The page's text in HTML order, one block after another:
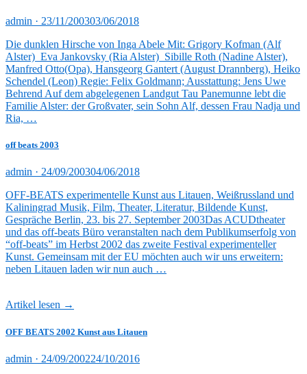
admin · Veröffentlicht
23/11/200303/06/2018
Die dunklen Hirsche von Inga Abele Mit: Grigory Kofman (Alf
Alster) Eva Jankovsky (Ria Alster) Sibille Roth (Nadine Alster),
Manfred Otto(Opa), Hansgeorg Gantert (August Drannberg), Heiko
Schendel (Leon) Regie: Felix Goldmann; Ausstattung: Jens Uwe
Behrend Auf dem abgelegenen Landgut Tau Panemunne lebt die
Familie Alster: der Großvater, sein Sohn Alf, dessen Frau Nadja und
Ria, …
off beats 2003
admin · Veröffentlicht
24/09/200304/06/2018
OFF-BEATS experimentelle Kunst aus Litauen, Weißrussland und
Kaliningrad Musik, Film, Theater, Literatur, Bildende Kunst,
Gespräche Berlin, 23. bis 27. September 2003Das ACUDtheater
und das off-beats Büro veranstalten nach dem Publikumserfolg von
“off-beats” im Herbst 2002 das zweite Festival experimenteller
Kunst. Gemeinsam mit der EU möchten auch wir uns erweitern:
neben Litauen laden wir nun auch …
Artikel lesen →
OFF BEATS 2002 Kunst aus Litauen
admin · Veröffentlicht
24/09/200224/10/2016